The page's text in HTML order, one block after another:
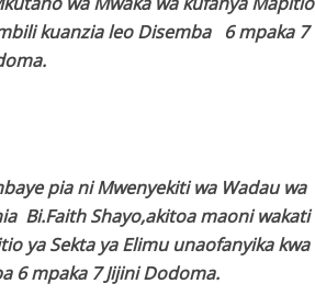
kuanzia leo Disemba 6 mpaka 7
pia ni Mwenyekiti wa Wadau wa
Bi.Faith Shayo,akitoa maoni wakati
ya Sekta ya Elimu unaofanyika kwa
6 mpaka 7 Jijini Dodoma.